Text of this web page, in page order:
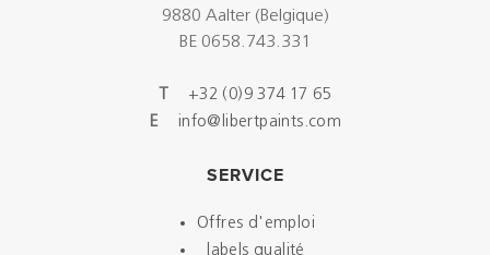
9880 Aalter (Belgique)
BE 0658.743.331
+32 (0)9 374 17 65
E info@libertpaints.com
SERVICE
Offres d'emploi
labels qualité